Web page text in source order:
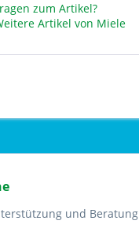
zum Artikel?
Artikel von Miele
und Beratung